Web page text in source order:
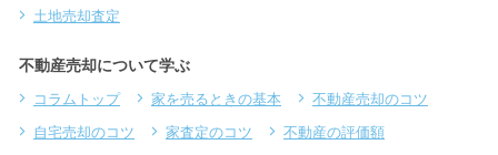
土地売却査定
不動産売却について学ぶ
コラムトップ 家を売るときの基本
不動産売却のコツ
自宅売却のコツ
家査定のコツ
不動産の評価額